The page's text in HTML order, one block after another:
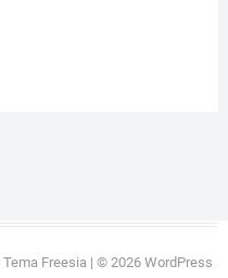
Tema Freesia| © 2026 WordPress